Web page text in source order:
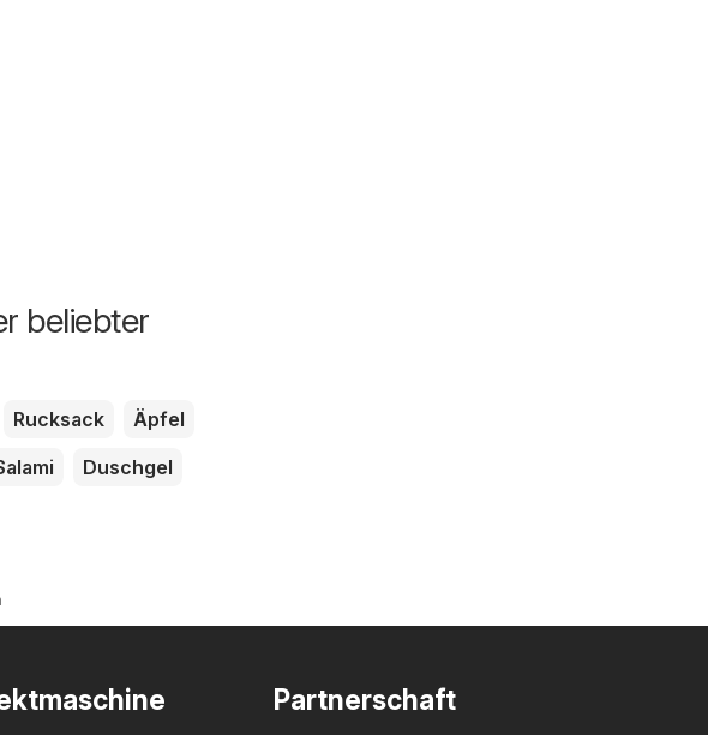
beliebter
Rucksack
Äpfel
Duschgel
Partnerschaft